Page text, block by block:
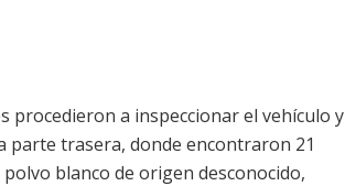
procedieron a inspeccionar el vehículo y
parte trasera, donde encontraron 21
blanco de origen desconocido,